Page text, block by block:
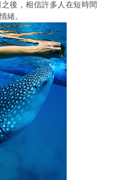
後，相信許多人在短時間
緒。